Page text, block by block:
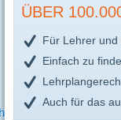
ÜBER
Für Lehrer und
Einfach zu
Auch für das